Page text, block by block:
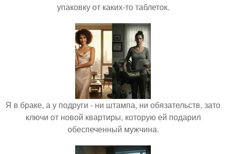
упаковку от каких-то таблеток.
Я в браке, а у подруги - ни штампа, ни обязательств, зато
ключи от новой квартиры, которую ей подарил
обеспеченный мужчина.